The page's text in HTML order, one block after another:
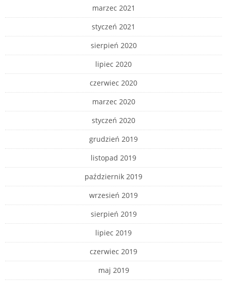
marzec 2021
styczeń 2021
sierpień 2020
lipiec 2020
czerwiec 2020
marzec 2020
styczeń 2020
grudzień 2019
listopad 2019
październik 2019
wrzesień 2019
sierpień 2019
lipiec 2019
czerwiec 2019
maj 2019